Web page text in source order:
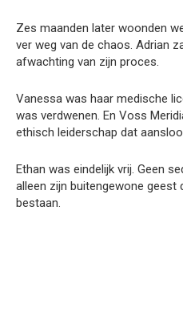
Zes maanden later woonden
ver weg van de chaos. Adrian
afwachting van zijn proces.
Vanessa was haar medische
was verdwenen. En Voss
ethisch leiderschap dat
Ethan was eindelijk vrij. Geen
alleen zijn buitengewone
bestaan.